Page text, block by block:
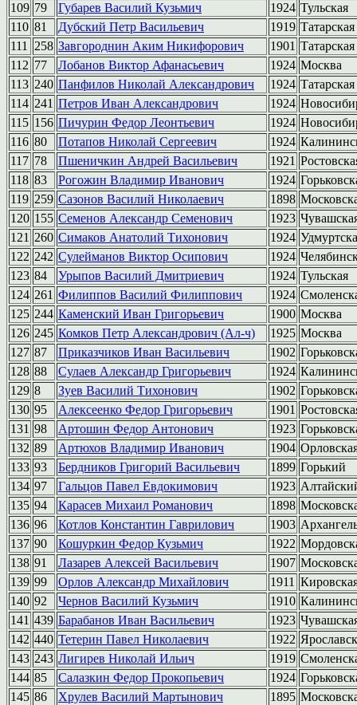
109 79 Губарев Василий Кузьмич 1924 Тульская
110 81 Дубский Петр Васильевич 1919 Татарская
111
258 Завгороднин Аким Никифорович 1901
112 77 Лобанов Виктор Афанасьевич 1924 Москва
113 240 Панфилов Николай Александрович 1924 Татарская
114 241 Петров Иван Александрович 1924
115 156 Пичурин Федор Леонтьевич 1924
116 80 Потапов Николай Сергеевич 1924
117 78 Пшеничкин Андрей Васильевич 1921
118 83 Рогожин Владимир Иванович 1924
119 259 Сазонов Василий Николаевич 1898
120 155 Семенов Александр Семенович 1923
121 260 Симаков Анатолий Тихонович 1924
122 242 Сулейманов Виктор Осипович 1924
123 84 Урыпов Василий Дмитриевич 1924 Тульская
124 261 Филиппов Василий Филиппович 1924
125 244 Каменский Иван Григорьевич 1900 Москва
126 245 Комков Петр Александрович (Ал-ч) 1925 Москва
127 87 Приказчиков Иван Васильевич 1902
128 88 Сулаев Александр Григорьевич 1924
129 8 Зуев Василий Тихонович 1902
130 95 Алексеенко Федор Григорьевич 1901
131 98 Артошин Федор Антонович 1923
132 89 Артюхов Владимир Иванович 1904
133 93 Бердников Григорий Васильевич 1899 Горький
134 97 Гальцов Павел Евдокимович 1923
135 94 Карасев Михаил Романович 1898
136 96 Котлов Константин Гаврилович 1903
137 90 Кошуркин Федор Кузьмич 1922
138 91 Лазарев Алексей Васильевич 1907
139 99 Орлов Александр Михайлович 1911
140 92 Чернов Василий Кузьмич 1910
141 439 Барабанов Иван Васильевич 1923
142 440 Тетерин Павел Николаевич 1922
143 243 Лигирев Николай Ильич 1919
144 85 Салазкин Федор Прокопьевич 1924
145 86 Хрулев Василий Мартынович 1895